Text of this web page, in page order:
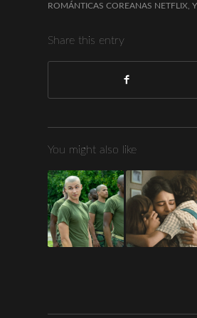
ROMÁNTICAS COREANAS NETFLIX,
Share this entry
You might also like